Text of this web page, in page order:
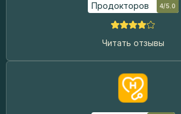
Продокторов 4/5.0
Читать отзывы